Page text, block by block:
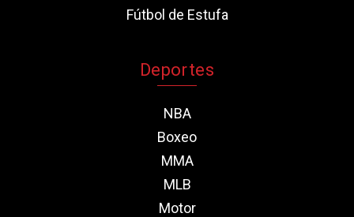
Fútbol de Estufa
Deportes
NBA
Boxeo
MMA
MLB
Motor